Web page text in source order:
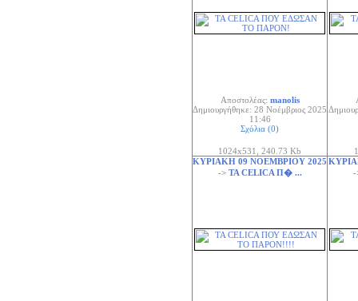
Αποστολέας: manolis
Δημιουργήθηκε: 28 Νοέμβριος 2025
11:46
Σχόλια (0)
1024x531, 240.73 Kb
ΚΥΡΙΑΚΗ 09 ΝΟΕΜΒΡΙΟΥ 2025
-> ΤΑ CELICA Π� ...